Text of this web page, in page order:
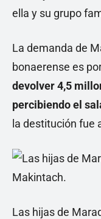
ella y su grupo
La demanda de
bonaerense es
devolver 4,5
percibiendo el
la destitución fue
Las hijas de